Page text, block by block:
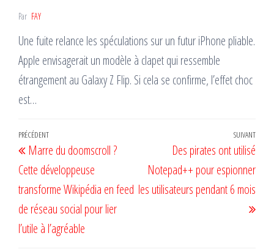
Par FAY
Une fuite relance les spéculations sur un futur iPhone pliable.
Apple envisagerait un modèle à clapet qui ressemble
étrangement au Galaxy Z Flip. Si cela se confirme, l’effet choc
est…
Navigation
de
l’article
Article
précédent
PRÉCÉDENT
Marre du doomscroll ?
Cette développeuse
transforme Wikipédia en feed
de réseau social pour lier
l’utile à l’agréable
SUIVANT
Des pirates ont utilisé
Notepad++ pour espionner
les utilisateurs pendant 6 mois